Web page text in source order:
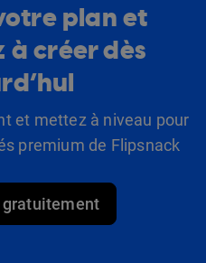
plan et
à créer dès
et mettez à niveau pour
premium de Flipsnack
gratuitement